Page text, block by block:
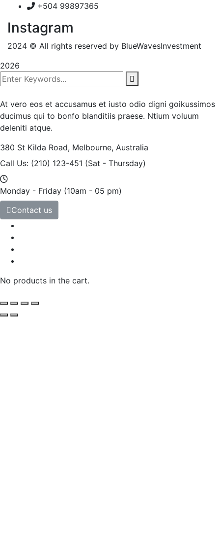
+504 99897365
Instagram
2024 © All rights reserved by BlueWavesInvestment
2026
At vero eos et accusamus et iusto odio digni goikussimos
ducimus qui to bonfo blanditiis praese. Ntium voluum
deleniti atque.
380 St Kilda Road, Melbourne, Australia
Call Us: (210) 123-451 (Sat - Thursday)
Monday - Friday (10am - 05 pm)
Contact us
No products in the cart.